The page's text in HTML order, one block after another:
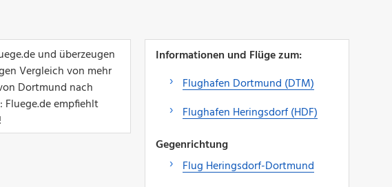
und überzeugen
Vergleich von mehr
Dortmund nach
Fluege.de empfiehlt
Informationen und Flüge zum:
Flughafen Dortmund (DTM)
Flughafen Heringsdorf (HDF)
Gegenrichtung
Flug Heringsdorf-Dortmund